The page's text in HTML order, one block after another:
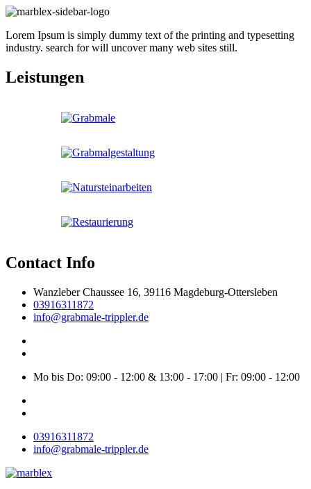
Lorem Ipsum is simply dummy text of the printing and typesetting
industry. search for will uncover many web sites still.
Leistungen
Contact Info
Wanzleber Chaussee 16, 39116 Magdeburg-Ottersleben
03916311872
info@grabmale-trippler.de
Mo bis Do: 09:00 - 12:00 & 13:00 - 17:00 | Fr: 09:00 - 12:00
03916311872
info@grabmale-trippler.de